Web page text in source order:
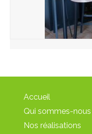
Accueil
Qui sommes-nous
Nos réalisations